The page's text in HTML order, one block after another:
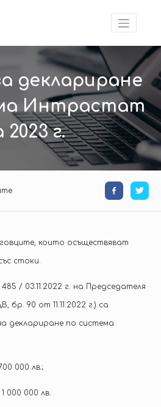
деклариране
Интрастат
2023 г.
които осъществяват
стоки.
/ 03.11.2022 г. на Председателя
90 от 11.11.2022 г.) са
деклариране по система
000 лв.;
000 000 лв.